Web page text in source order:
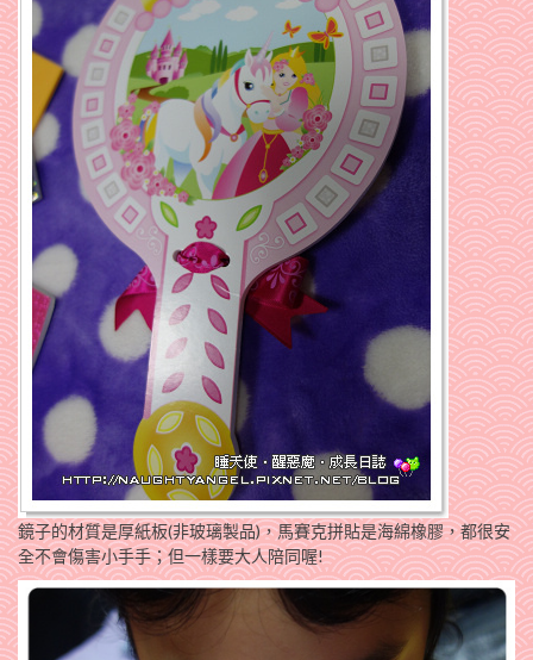
鏡子的材質是厚紙板(非玻璃製品)，馬賽克拼貼是海綿橡膠，都很安
全不會傷害小手手；但一樣要大人陪同喔!